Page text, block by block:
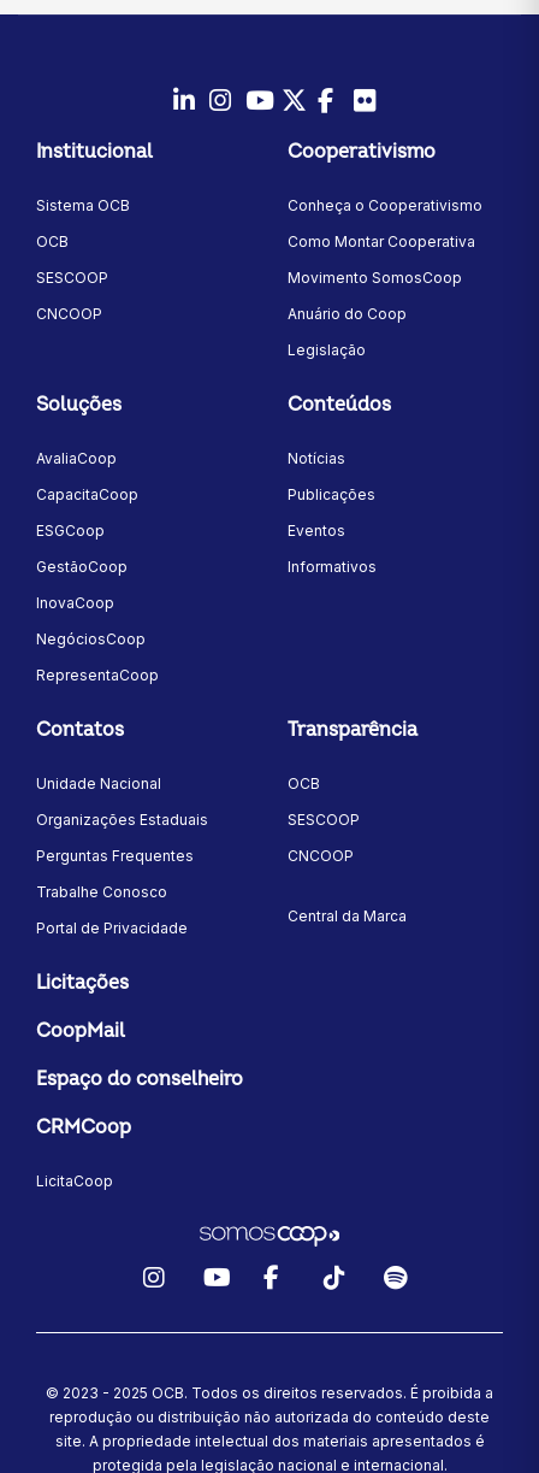
Instagram
YoutubeTwitter/X
Facebook
Institucional
Sistema OCB
OCB
SESCOOP
CNCOOP
Cooperativismo
Conheça o Cooperativismo
Como Montar Cooperativa
Movimento SomosCoop
Anuário do Coop
Legislação
Soluções
AvaliaCoop
CapacitaCoop
ESGCoop
GestãoCoop
InovaCoop
NegóciosCoop
RepresentaCoop
Conteúdos
Notícias
Publicações
Eventos
Informativos
Contatos
Unidade Nacional
Organizações Estaduais
Perguntas Frequentes
Trabalhe Conosco
Portal de Privacidade
Transparência
OCB
SESCOOP
CNCOOP
Central da Marca
Licitações
CoopMail
Espaço do conselheiro
CRMCoop
LicitaCoop
© 2023 - 2025 OCB. Todos os direitos reservados. É proibida a
reprodução ou distribuição não autorizada do conteúdo deste
site. A propriedade intelectual dos materiais apresentados é
protegida pela legislação nacional e internacional.